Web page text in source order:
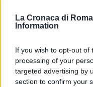
La Cronaca di
Information
If you wish to opt-out of
processing of your
targeted advertising by
section to confirm your
Precedente
Trasporti e
attività, le info
chi resta in